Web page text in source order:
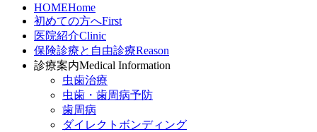
HOMEHome
初めての方へFirst
医院紹介Clinic
保険診療と自由診療Reason
診療案内Medical Information
虫歯治療
虫歯・歯周病予防
歯周病
ダイレクトボンディング